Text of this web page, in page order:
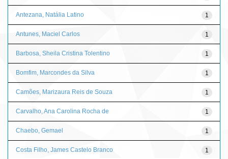
1
Antezana, Natália Latino
1
Antunes, Maciel Carlos
1
Barbosa, Sheila Cristina Tolentino
1
Bomfim, Marcondes da Silva
1
Camões, Marizaura Reis de Souza
1
Carvalho, Ana Carolina Rocha de
1
Chaebo, Gemael
1
Costa Filho, James Castelo Branco